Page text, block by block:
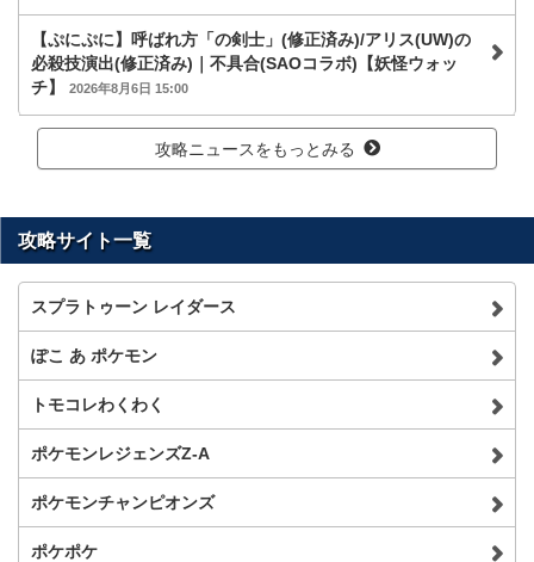
【ぷにぷに】呼ばれ方「の剣士」(修正済み)/アリス(UW)の
必殺技演出(修正済み)｜不具合(SAOコラボ)【妖怪ウォッ
チ】
2026年8月6日 15:00
攻略ニュースをもっとみる
攻略サイト一覧
スプラトゥーン レイダース
ぽこ あ ポケモン
トモコレわくわく
ポケモンレジェンズZ-A
ポケモンチャンピオンズ
ポケポケ